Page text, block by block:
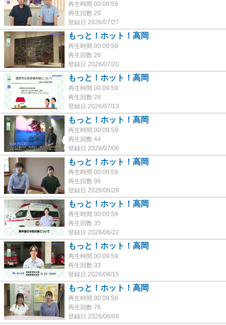
再生時間 00:09:59
再生回数 20
登録日 2026/07/27
もっと！ホット！高岡
再生時間 00:09:59
再生回数 26
登録日 2026/07/20
もっと！ホット！高岡
再生時間 00:09:59
再生回数 28
登録日 2026/07/13
もっと！ホット！高岡
再生時間 00:09:59
再生回数 44
登録日 2026/07/06
もっと！ホット！高岡
再生時間 00:09:59
再生回数 96
登録日 2026/06/29
もっと！ホット！高岡
再生時間 00:09:59
再生回数 35
登録日 2026/06/22
もっと！ホット！高岡
再生時間 00:09:59
再生回数 33
登録日 2026/06/15
もっと！ホット！高岡
再生時間 00:09:59
再生回数 76
登録日 2026/06/08